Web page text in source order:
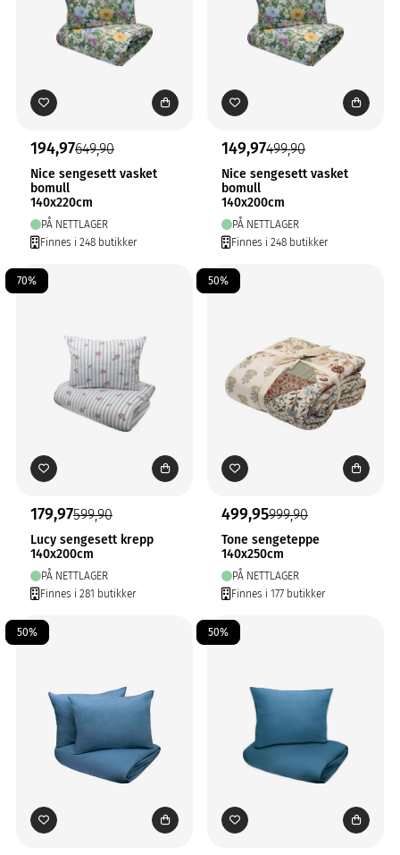
194,97649,90
Nice sengesett vasket
bomull
140x220cm
PÅ NETTLAGER
Finnes i 248 butikker
149,97499,90
Nice sengesett vasket
bomull
140x200cm
PÅ NETTLAGER
Finnes i 248 butikker
70%
179,97599,90
Lucy sengesett krepp
140x200cm
PÅ NETTLAGER
Finnes i 281 butikker
50%
499,95999,90
Tone sengeteppe
140x250cm
PÅ NETTLAGER
Finnes i 177 butikker
50% 50%